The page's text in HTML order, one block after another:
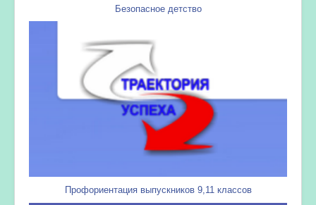
Безопасное детство
Профориентация выпускников 9,11 классов